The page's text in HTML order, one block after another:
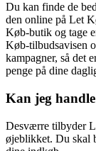
Du kan finde de
den online på Let
Køb-butik og tage
Køb-tilbudsavisen
kampagner, så det
penge på dine
Kan jeg
Desværre tilbyder
øjeblikket. Du skal